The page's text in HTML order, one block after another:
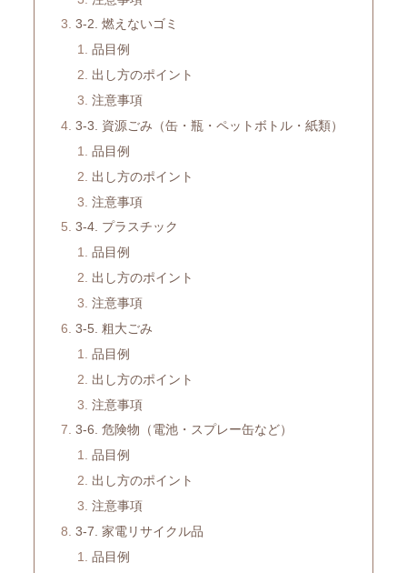
3-2. 燃えないゴミ
品目例
出し方のポイント
注意事項
3-3. 資源ごみ（缶・瓶・ペットボトル・紙類）
品目例
出し方のポイント
注意事項
3-4. プラスチック
品目例
出し方のポイント
注意事項
3-5. 粗大ごみ
品目例
出し方のポイント
注意事項
3-6. 危険物（電池・スプレー缶など）
品目例
出し方のポイント
注意事項
3-7. 家電リサイクル品
品目例